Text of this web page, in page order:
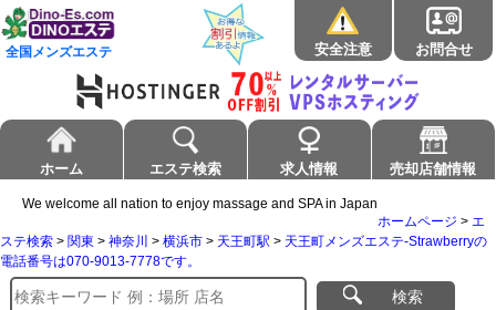
全国メンズエステ 安全注意 お問合せ
ホーム エステ検索 求人情報 売却店舗情報
We welcome all nation to enjoy massage and SPA in Japan
ホームページ > エ
ステ検索 > 関東 > 神奈川 > 横浜市 > 天王町駅 > 天王町メンズエステ-Strawberryの
電話番号は070-9013-7778です。
検索